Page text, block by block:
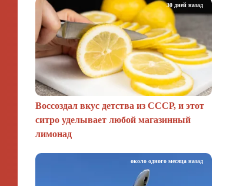
Воссоздал вкус детства из СССР, и этот
ситро уделывает любой магазинный
лимонад
30 дней назад
около одного месяца назад